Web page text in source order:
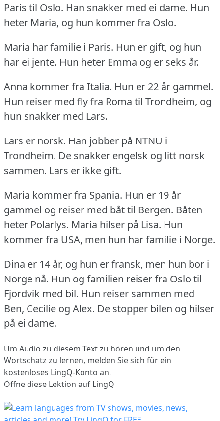
Paris til Oslo. Han snakker med ei dame. Hun
heter Maria, og hun kommer fra Oslo.
Maria har familie i Paris. Hun er gift, og hun
har ei jente. Hun heter Emma og er seks år.
Anna kommer fra Italia. Hun er 22 år gammel.
Hun reiser med fly fra Roma til Trondheim, og
hun snakker med Lars.
Lars er norsk. Han jobber på NTNU i
Trondheim. De snakker engelsk og litt norsk
sammen. Lars er ikke gift.
Maria kommer fra Spania. Hun er 19 år
gammel og reiser med båt til Bergen. Båten
heter Polarlys. Maria hilser på Lisa. Hun
kommer fra USA, men hun har familie i Norge.
Dina er 14 år, og hun er fransk, men hun bor i
Norge nå. Hun og familien reiser fra Oslo til
Fjordvik med bil. Hun reiser sammen med
Ben, Cecilie og Alex. De stopper bilen og hilser
på ei dame.
Um Audio zu diesem Text zu hören und um den
Wortschatz zu lernen, melden Sie sich für ein
kostenloses LingQ-Konto an.
Öffne diese Lektion auf LingQ